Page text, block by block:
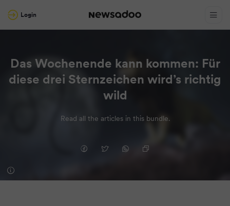
Login
Das Wochenende kann kommen: Für
diese drei Sternzeichen wird’s richtig
wild
Read all the articles in this bundle.